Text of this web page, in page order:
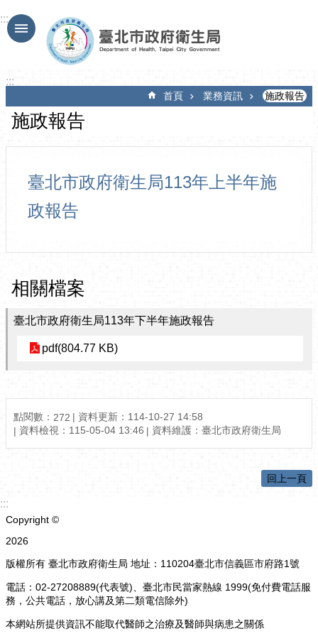
跳到主要內容區塊
:::
:::
首頁 業務資訊 施政報告
施政報告
臺北市政府衛生局113年上半年施
政報告
相關檔案
臺北市政府衛生局113年下半年施政報告
pdf(804.77 KB)
點閱數： 272
資料更新：114-10-27 14:58
資料檢視：115-05-04 13:46
資料維護：臺北市政府衛生局
回上一頁
:::
Copyright ©
2026
版權所有 臺北市政府衛生局 地址：110204臺北市信義區市府路1號
電話：02-27208889(代表號)、臺北市民當家熱線 1999(免付費電話服
務，公共電話，放心講及第二類電信除外)
本網站所提供資訊不能取代醫師之治療及醫師與病患之關係